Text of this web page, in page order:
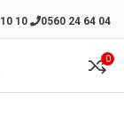
10 0560 24 64 04
0